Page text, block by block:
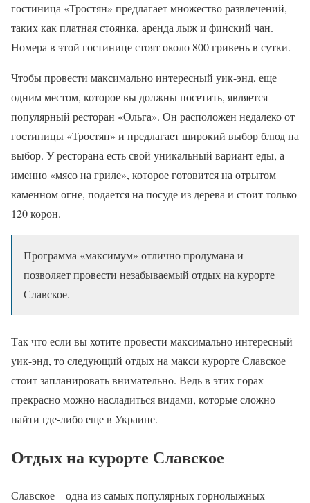
гостиница «Тростян» предлагает множество развлечений,
таких как платная стоянка, аренда лыж и финский чан.
Номера в этой гостинице стоят около 800 гривень в сутки.
Чтобы провести максимально интересный уик-энд, еще
одним местом, которое вы должны посетить, является
популярный ресторан «Ольга». Он расположен недалеко от
гостиницы «Тростян» и предлагает широкий выбор блюд на
выбор. У ресторана есть свой уникальный вариант еды, а
именно «мясо на гриле», которое готовится на отрытом
каменном огне, подается на посуде из дерева и стоит только
120 корон.
Программа «максимум» отлично продумана и
позволяет провести незабываемый отдых на курорте
Славское.
Так что если вы хотите провести максимально интересный
уик-энд, то следующий отдых на макси курорте Славское
стоит запланировать внимательно. Ведь в этих горах
прекрасно можно насладиться видами, которые сложно
найти где-либо еще в Украине.
Отдых на курорте Славское
Славское – одна из самых популярных горнолыжных